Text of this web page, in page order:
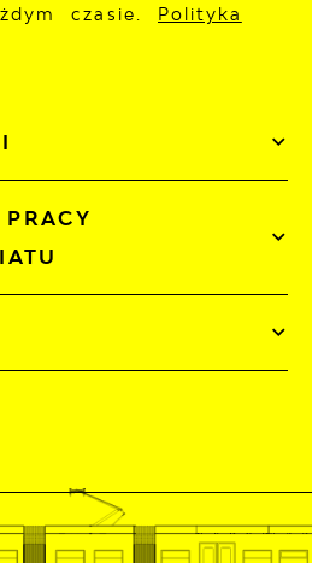
czasie. Polityka